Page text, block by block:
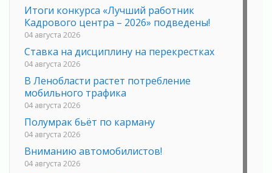
Итоги конкурса «Лучший работник
Кадрового центра – 2026» подведены!
04 августа 2026
Ставка на дисциплину на перекрестках
04 августа 2026
В Ленобласти растет потребление
мобильного трафика
04 августа 2026
Полумрак бьёт по карману
04 августа 2026
Вниманию автомобилистов!
04 августа 2026